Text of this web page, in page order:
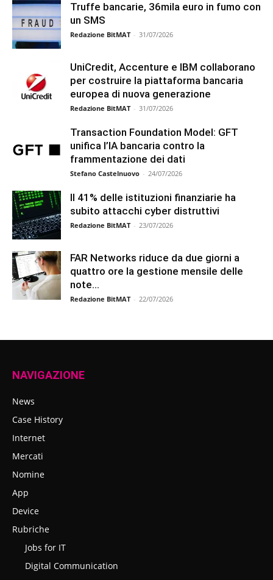
Truffe bancarie, 36mila euro in fumo con
un SMS
Redazione BitMAT - 31/07/2026
UniCredit, Accenture e IBM collaborano
per costruire la piattaforma bancaria
europea di nuova generazione
Redazione BitMAT - 31/07/2026
Transaction Foundation Model: GFT
unifica l’IA bancaria contro la
frammentazione dei dati
Stefano Castelnuovo - 24/07/2026
Il 41% delle istituzioni finanziarie ha
subito attacchi cyber distruttivi
Redazione BitMAT - 23/07/2026
FAR Networks riduce da due giorni a
quattro ore la gestione mensile delle
note...
Redazione BitMAT - 22/07/2026
NAVIGAZIONE
News
Case History
Internet
Mercati
Nomine
App
Device
Rubriche
Jobs for IT
Digital Communication